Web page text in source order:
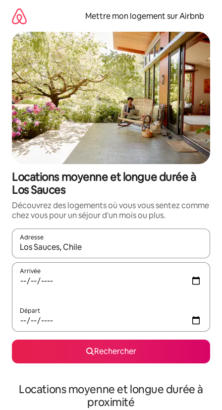
directement
contenu
Mettre mon logement sur Airbnb
Locations moyenne et longue durée à
Los Sauces
Découvrez des logements où vous vous sentez comme
chez vous pour un séjour d'un mois ou plus.
Adresse
Lorsque les résultats s'affichent, utilisez les flèches vers le
Arrivée
Départ
Rechercher
Locations moyenne et longue durée à
proximité